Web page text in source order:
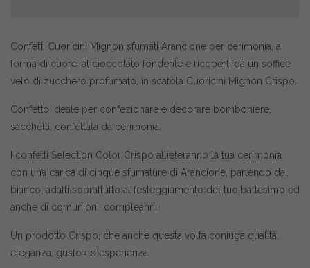
Confetti Cuoricini Mignon sfumati Arancione per cerimonia, a
forma di cuore, al cioccolato fondente e ricoperti da un soffice
velo di zucchero profumato, in scatola Cuoricini Mignon Crispo.
Confetto ideale per confezionare e decorare bomboniere,
sacchetti, confettata da cerimonia.
I confetti Selection Color Crispo allieteranno la tua cerimonia
con una carica di cinque sfumature di Arancione, partendo dal
bianco, adatti soprattutto al festeggiamento del tuo battesimo ed
anche di comunioni, compleanni.
Un prodotto Crispo, che anche questa volta coniuga qualità,
eleganza, gusto ed esperienza.